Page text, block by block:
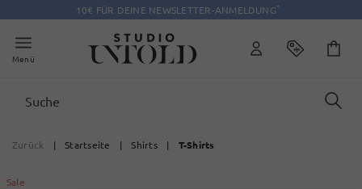
10€ FÜR DEINE NEWSLETTER-ANMELDUNG*
Menü
Zurück | Startseite | Shirts | T-Shirts
Sale